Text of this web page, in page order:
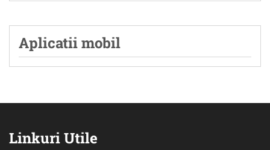
Aplicatii mobil
Linkuri Utile